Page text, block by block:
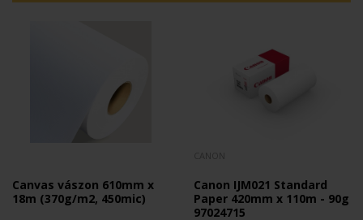
Canvas vászon 610mm x
18m (370g/m2, 450mic)
Canon IJM021 Standard
Paper 420mm x 110m - 90g
97024715